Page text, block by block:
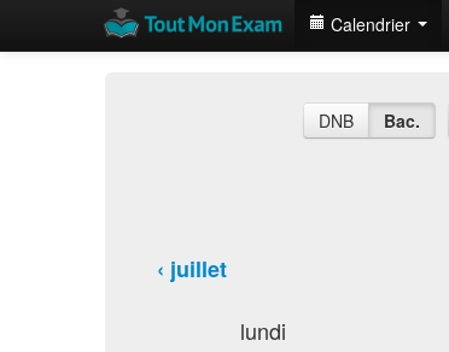
Calendrier
DNB Bac.
‹ juillet
lundi